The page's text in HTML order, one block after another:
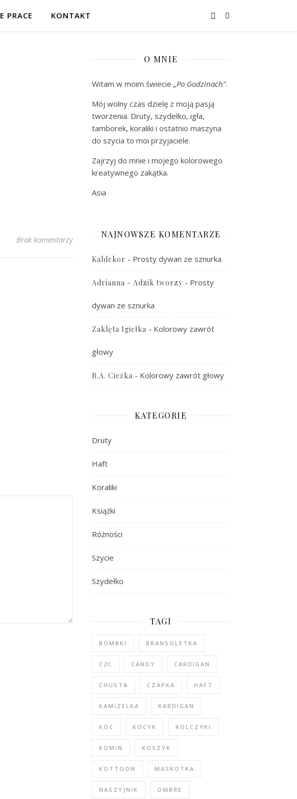
PRACE KONTAKT
Brak komentarzy
O MNIE
Witam w moim świecie „Po Godzinach”.
Mój wolny czas dzielę z moją pasją
tworzenia. Druty, szydełko, igła,
tamborek, koraliki i ostatnio maszyna
do szycia to moi przyjaciele.
Zajrzyj do mnie i mojego kolorowego
kreatywnego zakątka.
Asia
NAJNOWSZE KOMENTARZE
Kaldekor - Prosty dywan ze sznurka
Adrianna - Adzik tworzy - Prosty
dywan ze sznurka
Zaklęta Igiełka - Kolorowy zawrót
głowy
R.A. Cieżka - Kolorowy zawrót głowy
KATEGORIE
Druty
Haft
Koraliki
Książki
Różności
Szycie
Szydełko
TAGI
BOMBKI BRANSOLETKA
C2C CANDY CARDIGAN
CHUSTA CZAPKA HAFT
KAMIZELKA KARDIGAN
KOC KOCYK KOLCZYKI
KOMIN KOSZYK
KOTTOON MASKOTKA
NASZYJNIK OMBRE